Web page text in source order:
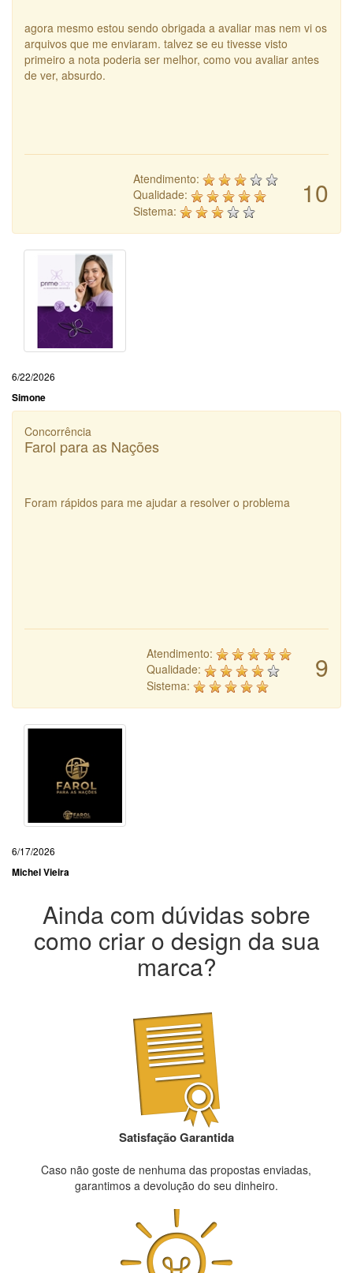
agora mesmo estou sendo obrigada a avaliar mas nem vi os
arquivos que me enviaram. talvez se eu tivesse visto
primeiro a nota poderia ser melhor, como vou avaliar antes
de ver, absurdo.
10
Atendimento:
Qualidade:
Sistema:
6/22/2026
Simone
Concorrência
Farol para as Nações
Foram rápidos para me ajudar a resolver o problema
9
Atendimento:
Qualidade:
Sistema:
6/17/2026
Michel Vieira
Ainda com dúvidas sobre
como criar o design da sua
marca?
Satisfação Garantida
Caso não goste de nenhuma das propostas enviadas,
garantimos a devolução do seu dinheiro.